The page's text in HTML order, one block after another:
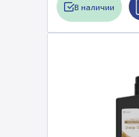
В наличии